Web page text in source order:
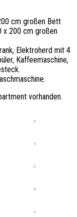
cm großen Bett
x 200 cm großen
Elektroherd mit 4
Kaffeemaschine,
vorhanden.